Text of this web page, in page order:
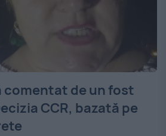
comentat de un fost
CCR, bazată pe